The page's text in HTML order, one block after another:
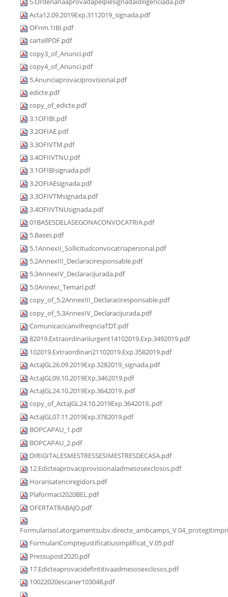
Acta12.09.2019Exp.3112019_signada.pdf
OFnm.1IBI.pdf
cartellPDF.pdf
copy3_of_Anunci.pdf
copy4_of_Anunci.pdf
5.Anunciaprovaciprovisional.pdf
edicte.pdf
copy_of_edicte.pdf
3.1OFIBI.pdf
3.2OFIAE.pdf
3.3OFIVTM.pdf
3.4OFIIVTNU.pdf
3.1OFIBIsignada.pdf
3.2OFIAEsignada.pdf
3.3OFIVTMsignada.pdf
3.4OFIIVTNUsignada.pdf
01BASESDELASEGONACONVOCATRIA.pdf
5.Bases.pdf
5.1AnnexII_Sollicitudconvocatriapersonal.pdf
5.2AnnexIII_Declaraciresponsable.pdf
5.3AnnexIV_Declaracijurada.pdf
5.0AnnexI_Temari.pdf
copy_of_5.2AnnexIII_Declaraciresponsable.pdf
copy_of_5.3AnnexIV_Declaracijurada.pdf
ComunicacicanvifreqnciaTDT.pdf
82019.Extraordinariiurgent14102019.Exp.3492019.pdf
102019.Extraordinari21102019.Exp.3582019.pdf
ActaJGL26.09.2019Exp.3282019_signada.pdf
ActaJGL09.10.2019EXp.3462019.pdf
ActaJGL24.10.2019Exp.3642019..pdf
copy_of_ActaJGL24.10.2019Exp.3642019..pdf
ActaJGL07.11.2019Exp.3782019.pdf
BOPCAPAU_1.pdf
BOPCAPAU_2.pdf
DIRIGITALESMESTRESSESIMESTRESDECASA.pdf
12.Edicteaprovaciprovisionaladmesosexclosos.pdf
Horarisatenciregidors.pdf
Plaformaci2020BEL.pdf
OFERTATRABAJO.pdf
FormulariComptejustificatiusimplificat_V.05.pdf
Pressupost2020.pdf
17.Edicteaprovacidefintitivaadmesosexclosos.pdf
10022020escaner103048.pdf